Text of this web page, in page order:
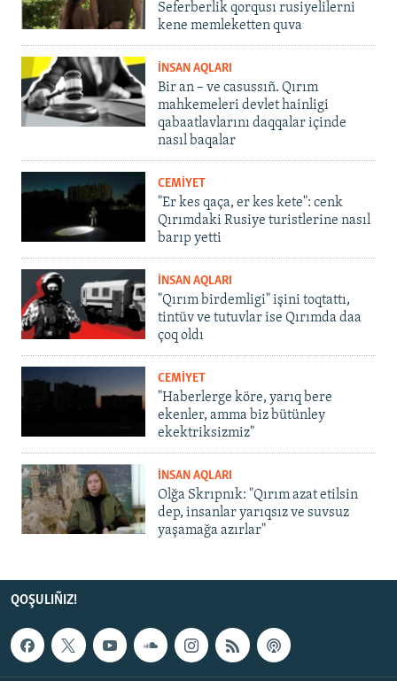
Seferberlik qorqusı rusiyelilerni
kene memleketten quva
İNSAN AQLARI
Bir an – ve casussıñ. Qırım
mahkemeleri devlet hainligi
qabaatlavlarını daqqalar içinde
nasıl baqalar
CEMİYET
"Er kes qaça, er kes kete": cenk
Qırımdaki Rusiye turistlerine nasıl
barıp yetti
İNSAN AQLARI
"Qırım birdemligi" işini toqtattı,
tintüv ve tutuvlar ise Qırımda daa
çoq oldı
CEMİYET
"Haberlerge köre, yarıq bere
ekenler, amma biz bütünley
ekektriksizmiz"
İNSAN AQLARI
Olğa Skrıpnık: "Qırım azat etilsin
dep, insanlar yarıqsız ve suvsuz
yaşamağa azırlar"
QOŞULIÑIZ!